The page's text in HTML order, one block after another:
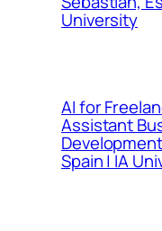
University
AI for
Assistant
Spain | IA